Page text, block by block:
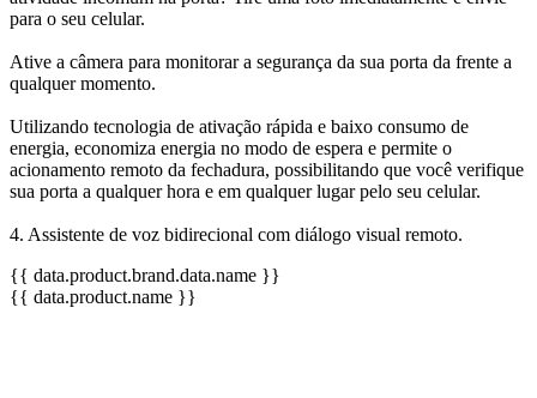
para o seu celular.
Ative a câmera para monitorar a segurança da sua porta da frente a
qualquer momento.
Utilizando tecnologia de ativação rápida e baixo consumo de
energia, economiza energia no modo de espera e permite o
acionamento remoto da fechadura, possibilitando que você verifique
sua porta a qualquer hora e em qualquer lugar pelo seu celular.
4. Assistente de voz bidirecional com diálogo visual remoto.
{{ data.product.brand.data.name }}
{{ data.product.name }}